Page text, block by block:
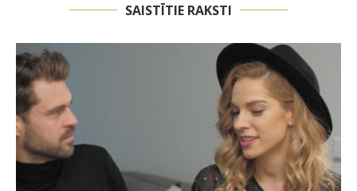
SAISTĪTIE RAKSTI